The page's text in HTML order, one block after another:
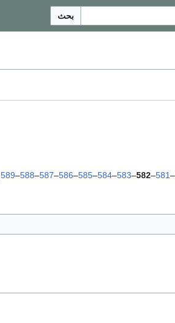
بحث
–
581
–
582
–
583
–
584
–
585
–
586
–
587
–
588
–
589